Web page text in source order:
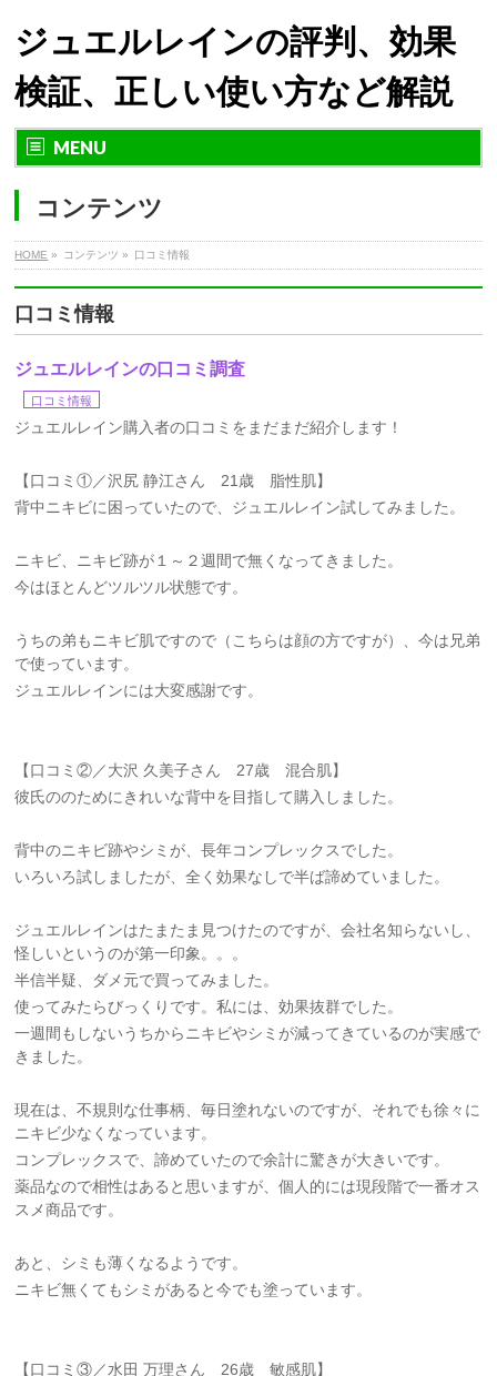
ジュエルレインの評判、効果
検証、正しい使い方など解説
MENU
コンテンツ
HOME » コンテンツ » 口コミ情報
口コミ情報
ジュエルレインの口コミ調査
口コミ情報
ジュエルレイン購入者の口コミをまだまだ紹介します！
【口コミ①／沢尻 静江さん 21歳 脂性肌】
背中ニキビに困っていたので、ジュエルレイン試してみました。
ニキビ、ニキビ跡が１～２週間で無くなってきました。
今はほとんどツルツル状態です。
うちの弟もニキビ肌ですので（こちらは顔の方ですが）、今は兄弟
で使っています。
ジュエルレインには大変感謝です。
【口コミ②／大沢 久美子さん 27歳 混合肌】
彼氏ののためにきれいな背中を目指して購入しました。
背中のニキビ跡やシミが、長年コンプレックスでした。
いろいろ試しましたが、全く効果なしで半ば諦めていました。
ジュエルレインはたまたま見つけたのですが、会社名知らないし、
怪しいというのが第一印象。。。
半信半疑、ダメ元で買ってみました。
使ってみたらびっくりです。私には、効果抜群でした。
一週間もしないうちからニキビやシミが減ってきているのが実感で
きました。
現在は、不規則な仕事柄、毎日塗れないのですが、それでも徐々に
ニキビ少なくなっています。
コンプレックスで、諦めていたので余計に驚きが大きいです。
薬品なので相性はあると思いますが、個人的には現段階で一番オス
スメ商品です。
あと、シミも薄くなるようです。
ニキビ無くてもシミがあると今でも塗っています。
【口コミ③／水田 万理さん 26歳 敏感肌】